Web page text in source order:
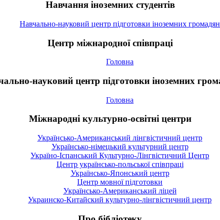
Навчання іноземних студентів
Навчально-науковий центр підготовки іноземних громадян
Центр міжнародної співпраці
Головна
науковий центр підготовки іноземних
Головна
Міжнародні культурно-освітні центри
Українсько-Американський лінгвістичний центр
Українсько-німецький культурний центр
Україно-Іспанський Культурно-Лінгвістичний Центр
Центр українсько-польської співпраці
Українсько-Японський центр
Центр мовної підготовки
Українсько-Американський ліцей
Украинско-Китайский культурно-лінгвістичний центр